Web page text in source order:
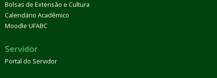
Bolsas de Extensão e Cultura
Calendário Acadêmico
Moodle UFABC
Servidor
Portal do Servidor